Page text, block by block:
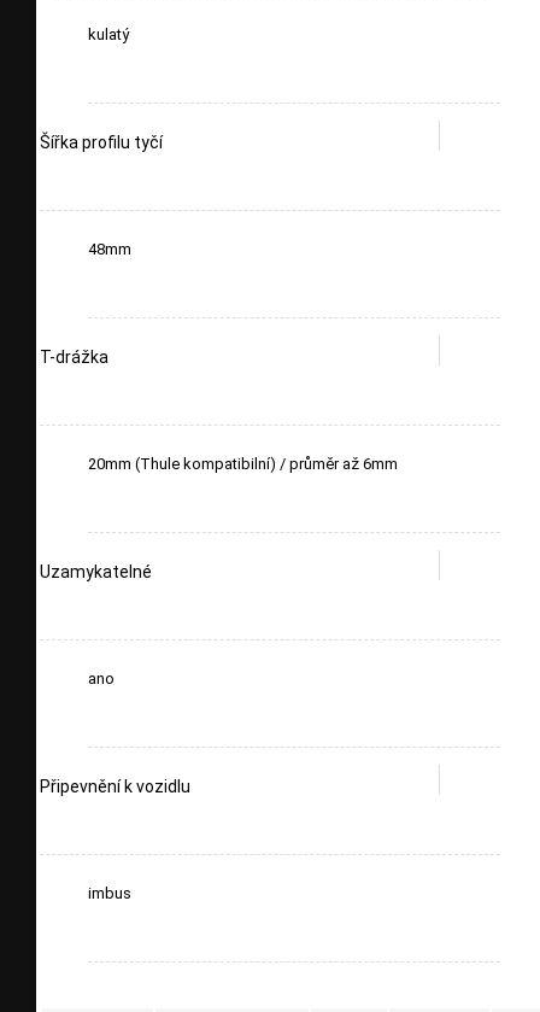
kulatý
Šířka profilu tyčí
48mm
T-drážka
20mm (Thule kompatibilní) / průměr až 6mm
Uzamykatelné
ano
Připevnění k vozidlu
imbus